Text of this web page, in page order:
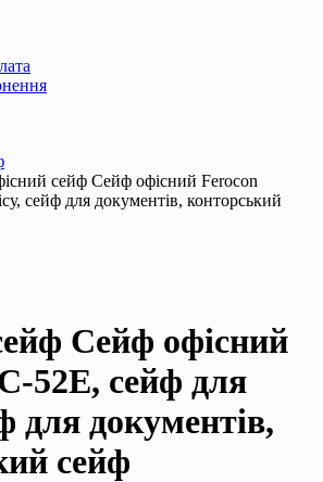
сейф Сейф офiсний Ferocon
сейф для документiв, конторський
Сейф офiсний
52Е, сейф для
для документiв,
сейф